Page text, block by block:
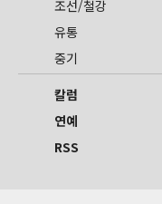
조선/철강
유통
중기
칼럼
연예
RSS